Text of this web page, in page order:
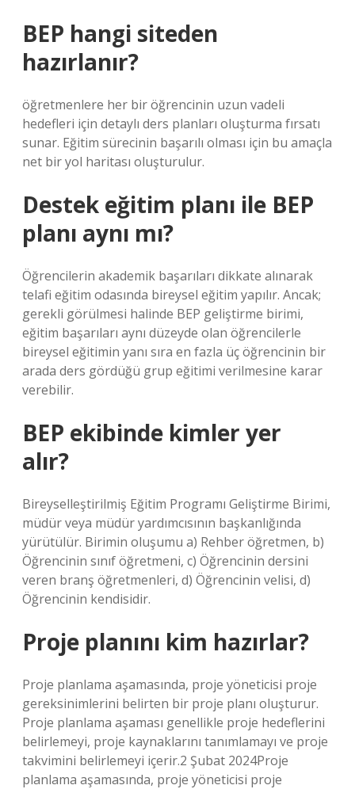
BEP hangi siteden
hazırlanır?
öğretmenlere her bir öğrencinin uzun vadeli
hedefleri için detaylı ders planları oluşturma fırsatı
sunar. Eğitim sürecinin başarılı olması için bu amaçla
net bir yol haritası oluşturulur.
Destek eğitim planı ile BEP
planı aynı mı?
Öğrencilerin akademik başarıları dikkate alınarak
telafi eğitim odasında bireysel eğitim yapılır. Ancak;
gerekli görülmesi halinde BEP geliştirme birimi,
eğitim başarıları aynı düzeyde olan öğrencilerle
bireysel eğitimin yanı sıra en fazla üç öğrencinin bir
arada ders gördüğü grup eğitimi verilmesine karar
verebilir.
BEP ekibinde kimler yer
alır?
Bireyselleştirilmiş Eğitim Programı Geliştirme Birimi,
müdür veya müdür yardımcısının başkanlığında
yürütülür. Birimin oluşumu a) Rehber öğretmen, b)
Öğrencinin sınıf öğretmeni, c) Öğrencinin dersini
veren branş öğretmenleri, d) Öğrencinin velisi, d)
Öğrencinin kendisidir.
Proje planını kim hazırlar?
Proje planlama aşamasında, proje yöneticisi proje
gereksinimlerini belirten bir proje planı oluşturur.
Proje planlama aşaması genellikle proje hedeflerini
belirlemeyi, proje kaynaklarını tanımlamayı ve proje
takvimini belirlemeyi içerir.2 Şubat 2024Proje
planlama aşamasında, proje yöneticisi proje